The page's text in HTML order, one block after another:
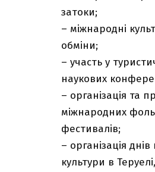
затоки;
– міжнародні
обміни;
– участь у
наукових
– організація та
міжнародних
фестивалів;
– організація днів
культури в